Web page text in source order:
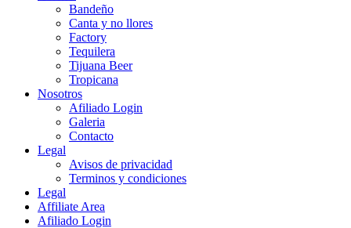
Bandeño
Canta y no llores
Factory
Tequilera
Tijuana Beer
Tropicana
Nosotros
Afiliado Login
Galeria
Contacto
Legal
Avisos de privacidad
Terminos y condiciones
Legal
Affiliate Area
Afiliado Login